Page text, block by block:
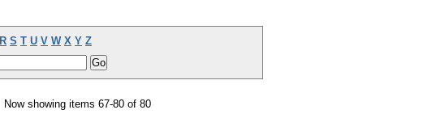
R S T U V W X Y Z
Now showing items 67-80 of 80